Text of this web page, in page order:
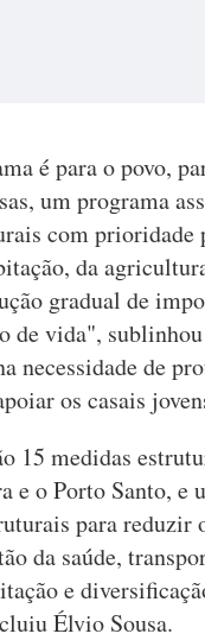
é para o povo,
um programa
com prioridade
da
gradual de
de vida",
necessidade de
os casais
15 medidas
e o Porto Santo, e
para reduzir
da saúde,
e
Élvio Sousa.